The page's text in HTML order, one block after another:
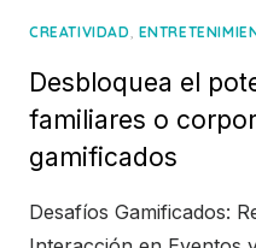
CREATIVIDAD,
Desbloquea el
familiares o
gamificados
Desafíos Gamificados: